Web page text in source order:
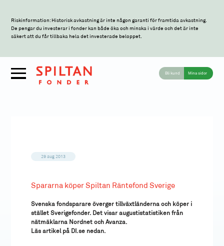
Riskinformation: Historisk avkastning är inte någon garanti för framtida avkastning.
De pengar du investerar i fonder kan både öka och minska i värde och det är inte
säkert att du får tillbaka hela det investerade beloppet.
Bli kund Mina sidor
29 aug 2013
Spararna köper Spiltan Räntefond Sverige
Svenska fondsparare överger tillväxtländerna och köper i
stället Sverigefonder. Det visar augustistatistiken från
nätmäklarna Nordnet och Avanza.
Läs artikel på DI.se nedan.